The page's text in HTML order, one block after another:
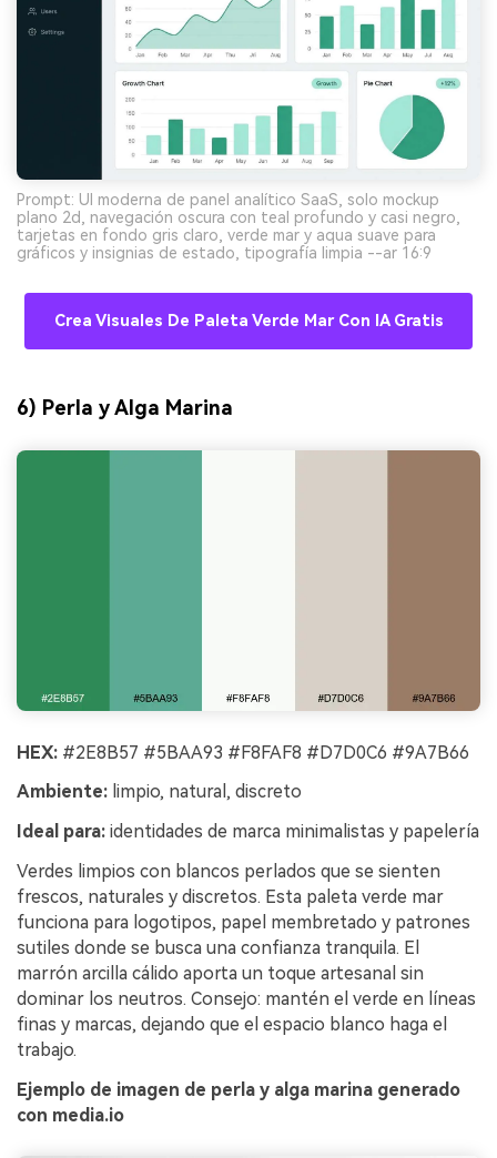
Prompt: UI moderna de panel analítico SaaS, solo mockup
plano 2d, navegación oscura con teal profundo y casi negro,
tarjetas en fondo gris claro, verde mar y aqua suave para
gráficos y insignias de estado, tipografía limpia --ar 16:9
Crea Visuales De Paleta Verde Mar Con IA Gratis
6) Perla y Alga Marina
HEX: #2E8B57 #5BAA93 #F8FAF8 #D7D0C6 #9A7B66
Ambiente: limpio, natural, discreto
Ideal para: identidades de marca minimalistas y papelería
Verdes limpios con blancos perlados que se sienten
frescos, naturales y discretos. Esta paleta verde mar
funciona para logotipos, papel membretado y patrones
sutiles donde se busca una confianza tranquila. El
marrón arcilla cálido aporta un toque artesanal sin
dominar los neutros. Consejo: mantén el verde en líneas
finas y marcas, dejando que el espacio blanco haga el
trabajo.
Ejemplo de imagen de perla y alga marina generado
con media.io